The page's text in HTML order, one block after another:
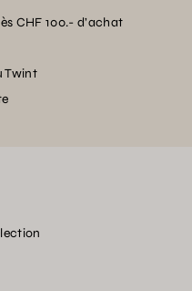
CHF 100.- d’achat
Twint